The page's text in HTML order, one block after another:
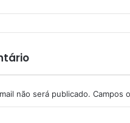
não será publicado. Campos